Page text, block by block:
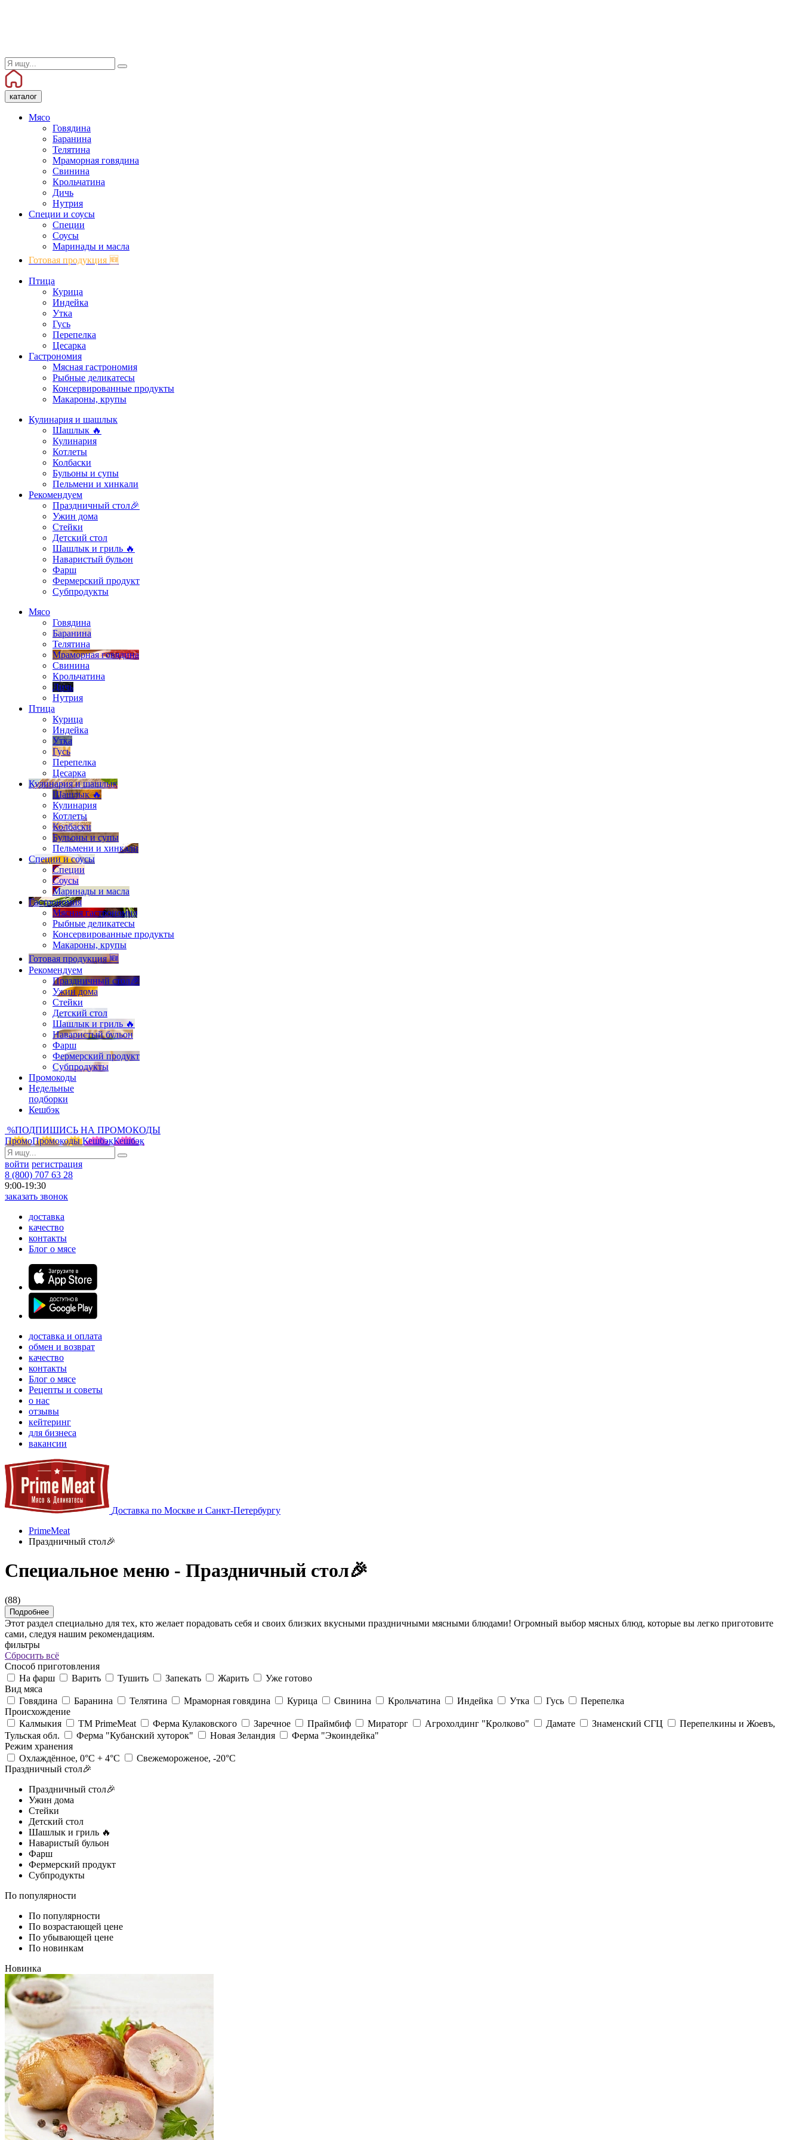
каталог
Мясо
Говядина
Баранина
Телятина
Мраморная говядина
Свинина
Крольчатина
Дичь
Нутрия
Специи и соусы
Специи
Соусы
Маринады и масла
Готовая продукция 🆕
Птица
Курица
Индейка
Утка
Гусь
Перепелка
Цесарка
Гастрономия
Мясная гастрономия
Рыбные деликатесы
Консервированные продукты
Макароны, крупы
Кулинария и шашлык
Шашлык 🔥
Кулинария
Котлеты
Колбаски
Бульоны и супы
Пельмени и хинкали
Рекомендуем
Праздничный стол🎉
Ужин дома
Стейки
Детский стол
Шашлык и гриль 🔥
Наваристый бульон
Фарш
Фермерский продукт
Субпродукты
Мясо
Говядина
Баранина
Телятина
Мраморная говядина
Свинина
Крольчатина
Дичь
Нутрия
Птица
Курица
Индейка
Утка
Гусь
Перепелка
Цесарка
Кулинария и шашлык
Шашлык 🔥
Кулинария
Котлеты
Колбаски
Бульоны и супы
Пельмени и хинкали
Специи и соусы
Специи
Соусы
Маринады и масла
Гастрономия
Мясная гастрономия
Рыбные деликатесы
Консервированные продукты
Макароны, крупы
Готовая продукция 🆕
Рекомендуем
Праздничный стол🎉
Ужин дома
Стейки
Детский стол
Шашлык и гриль 🔥
Наваристый бульон
Фарш
Фермерский продукт
Субпродукты
Промокоды
Недельные
подборки
Кешбэк
%ПОДПИШИСЬ НА ПРОМОКОДЫ
ПромоПромокоды КешбэкКешбэк
войти регистрация
8 (800) 707 63 28
9:00-19:30
заказать звонок
доставка
качество
контакты
Блог о мясе
доставка и оплата
обмен и возврат
качество
контакты
Блог о мясе
Рецепты и советы
о нас
отзывы
кейтеринг
для бизнеса
вакансии
Доставка по Москве и Санкт-Петербургу
PrimeMeat
Праздничный стол🎉
Специальное меню - Праздничный стол🎉
(88)
Подробнее
Этот раздел специально для тех, кто желает порадовать себя и своих близких вкусными праздничными мясными блюдами! Огромный выбор мясных блюд, которые вы легко приготовите
сами, следуя нашим рекомендациям.
фильтры
Сбросить всё
Cпособ приготовления
На фарш
Варить Тушить Запекать Жарить
Уже готово
Вид мяса
Говядина
Баранина Телятина Мраморная говядина Курица Свинина Крольчатина Индейка Утка Гусь
Перепелка
Происхождение
Калмыкия
ТМ PrimeMeat Ферма Кулаковского Заречное Праймбиф Мираторг Агрохолдинг "Кролково" Дамате Знаменский СГЦ
Перепелкины и Жоевъ,
Тульская обл.
Ферма "Кубанский хуторок" Новая Зеландия
Ферма "Экоиндейка"
Режим хранения
Охлаждённое, 0°С + 4°С
Свежемороженое, -20°С
Праздничный стол🎉
Праздничный стол🎉
Ужин дома
Стейки
Детский стол
Шашлык и гриль 🔥
Наваристый бульон
Фарш
Фермерский продукт
Субпродукты
По популярности
По популярности
По возрастающей цене
По убывающей цене
По новинкам
Новинка